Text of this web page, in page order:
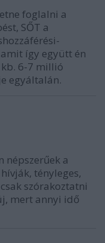
foglalni a
SŐT a
így együtt én
6-7 millió
egyáltalán.
népszerűek a
tényleges,
szórakoztatni
mert annyi idő